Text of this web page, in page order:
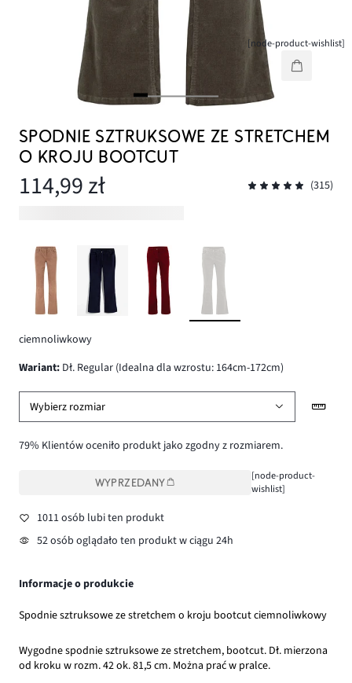
[node-product-wishlist]
SPODNIE SZTRUKSOWE ZE STRETCHEM
O KROJU BOOTCUT
114,99 zł (315)
ciemnoliwkowy
wariant: Dł. Regular (Idealna dla wzrostu: 164cm-172cm)
Wybierz rozmiar
79% Klientów oceniło produkt jako zgodny z rozmiarem.
WYPRZEDANY
[node-product-
wishlist]
1011 osób lubi ten produkt
52 osób oglądało ten produkt w ciągu 24h
Informacje o produkcie
Spodnie sztruksowe ze stretchem o kroju bootcut ciemnoliwkowy
Wygodne spodnie sztruksowe ze stretchem, bootcut. Dł. mierzona
od kroku w rozm. 42 ok. 81,5 cm. Można prać w pralce.